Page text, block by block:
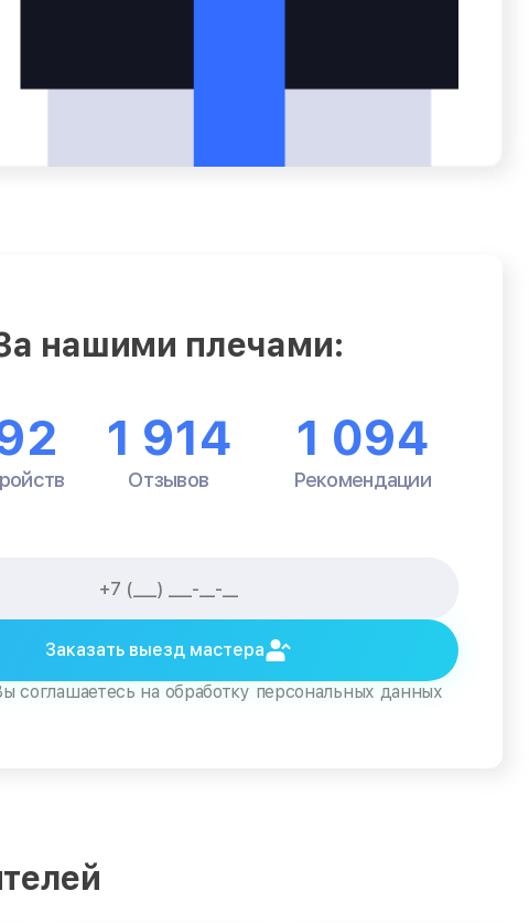
нашими плечами:
1 914
Отзывов
1 094
Рекомендации
Заказать выезд мастера
соглашаетесь на обработку персональных данных